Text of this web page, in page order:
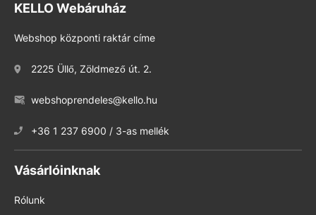
KELLO Webáruház
Webshop központi raktár címe
2225 Üllő, Zöldmező út. 2.
webshoprendeles@kello.hu
+36 1 237 6900 / 3-as mellék
Vásárlóinknak
Rólunk